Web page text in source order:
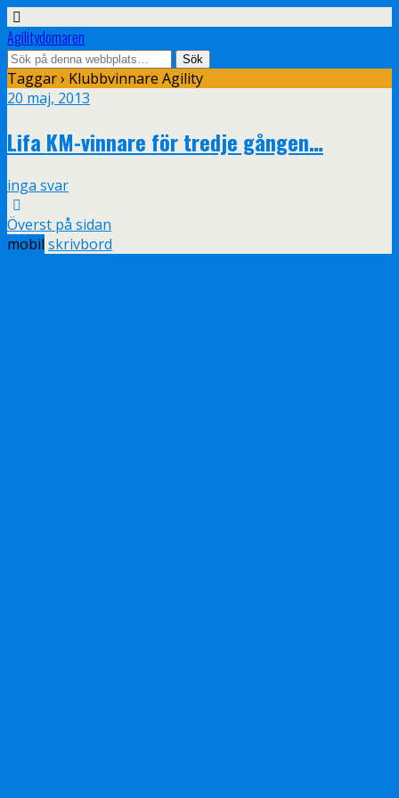
Agilitydomaren
Taggar › Klubbvinnare Agility
20 maj, 2013
Lifa KM-vinnare för tredje gången…
inga svar
Överst på sidan
mobil skrivbord